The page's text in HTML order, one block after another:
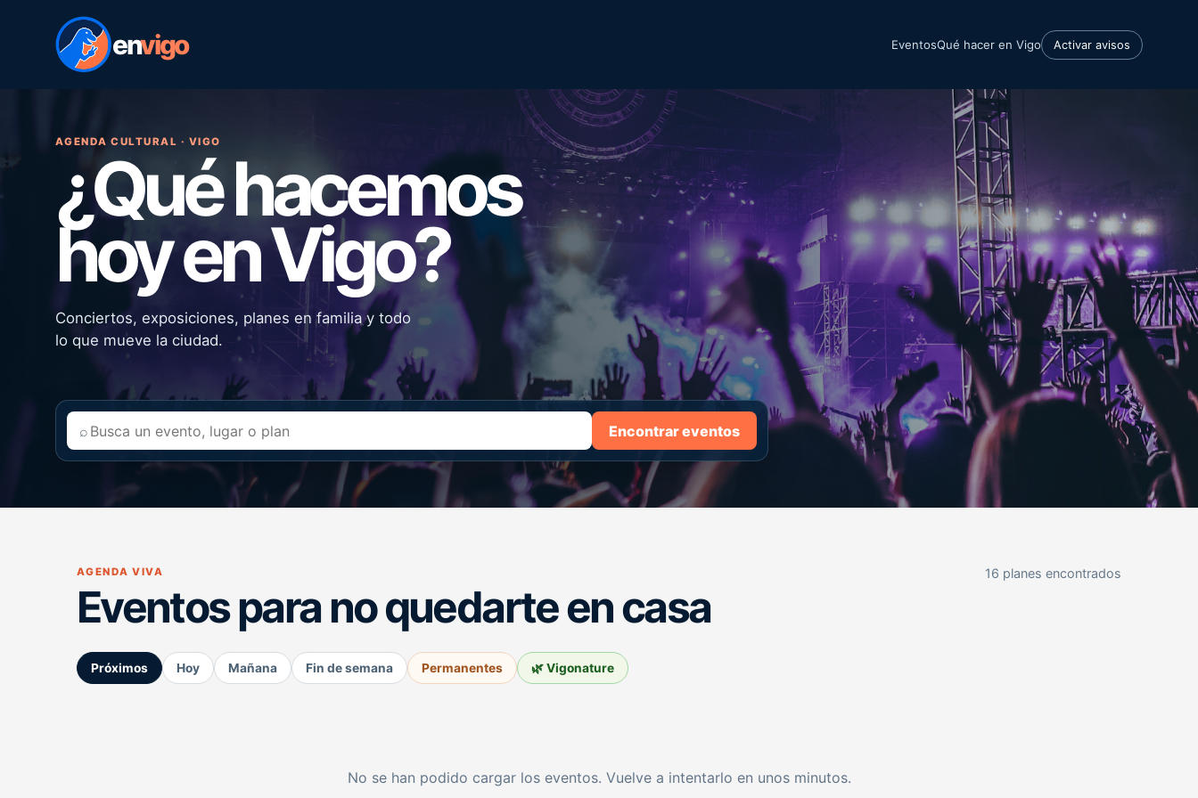
envigo EventosQué hacer en Vigo Activar avisos
AGENDA CULTURAL · VIGO
¿Qué hacemos
hoy en Vigo?
Conciertos, exposiciones, planes en familia y todo
lo que mueve la ciudad.
⌕ Encontrar eventos
AGENDA VIVA
Eventos para no quedarte en casa
16 planes encontrados
Próximos Hoy Mañana Fin de semana Permanentes 🌿 Vigonature
No se han podido cargar los eventos. Vuelve a intentarlo en unos minutos.